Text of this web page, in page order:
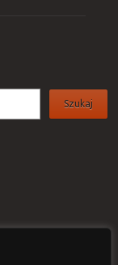
Szukaj